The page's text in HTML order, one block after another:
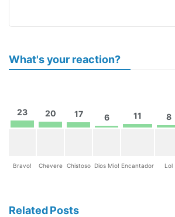
What's your reaction?
23
Bravo!
20
Chevere
17
Chistoso
6
Dios Mio!
11
Encantador
8
Lol
Related Posts